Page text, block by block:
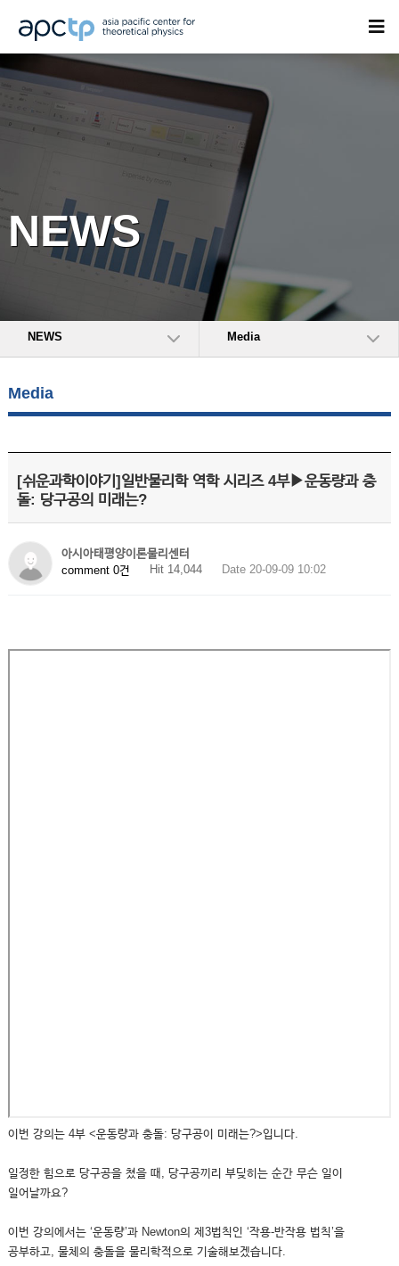
NEWS
NEWS Media
Media
[쉬운과학이야기]일반물리학 역학 시리즈 4부▶운동량과 충
돌: 당구공의 미래는?
아시아태평양이론물리센터
comment 0건
Hit 14,044 Date 20-09-09 10:02
이번 강의는 4부 <운동량과 충돌: 당구공이 미래는?>입니다.
일정한 힘으로 당구공을 쳤을 때, 당구공끼리 부딪히는 순간 무슨 일이
일어날까요?
이번 강의에서는 ‘운동량’과 Newton의 제3법칙인 ‘작용-반작용 법칙’을
공부하고, 물체의 충돌을 물리학적으로 기술해보겠습니다.